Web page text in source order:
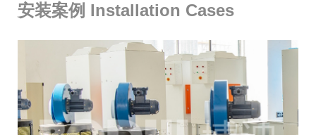
安装案例 Installation Cases